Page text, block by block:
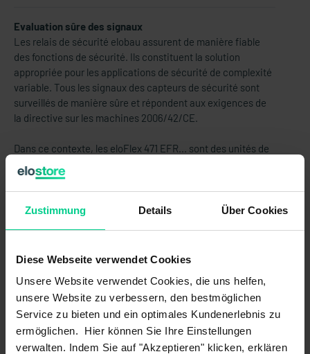
Zustimmung Details Über Cookies
Diese Webseite verwendet Cookies
Unsere Website verwendet Cookies, die uns helfen,
unsere Website zu verbessern, den bestmöglichen
Service zu bieten und ein optimales Kundenerlebnis zu
ermöglichen. Hier können Sie Ihre Einstellungen
verwalten. Indem Sie auf "Akzeptieren" klicken, erklären
Evaluation sûre des signaux
Les relais de sécurité elobau assurent de manière fiable
des fonctions de sécurité. Ils constituent la solution
appropriée pour les applications de sécurité de complexité
variable. Tous les signaux des capteurs de sécurité sont
surveillés de manière sûre et répondent aux exigences de
la directive sur les machines 2006/42/CE.
Dans ce contexte, les eloFlex 471 EFR... sont des unités de
contrôle de sécurité configurables avec 4 entrées de
sécurité indépendantes (2 canaux) et jusqu'à 4 sorties de
sécurité ainsi que 4 sorties de contrôle.
ATTENTION:Ce produit est vendu SANS bornes standard.
878598VPE4).
Caractéristiques du produit